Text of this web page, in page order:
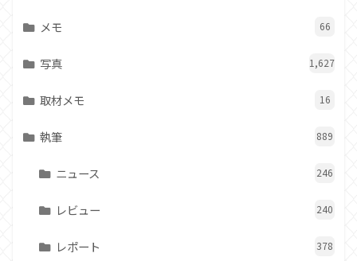
メモ 66
写真 1,627
取材メモ 16
執筆 889
ニュース 246
レビュー 240
レポート 378